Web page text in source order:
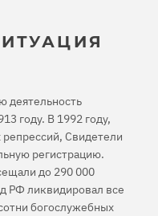
деятельность
году. В 1992 году,
Свидетели
регистрацию.
до 290 000
РФ ликвидировал все
богослужебных